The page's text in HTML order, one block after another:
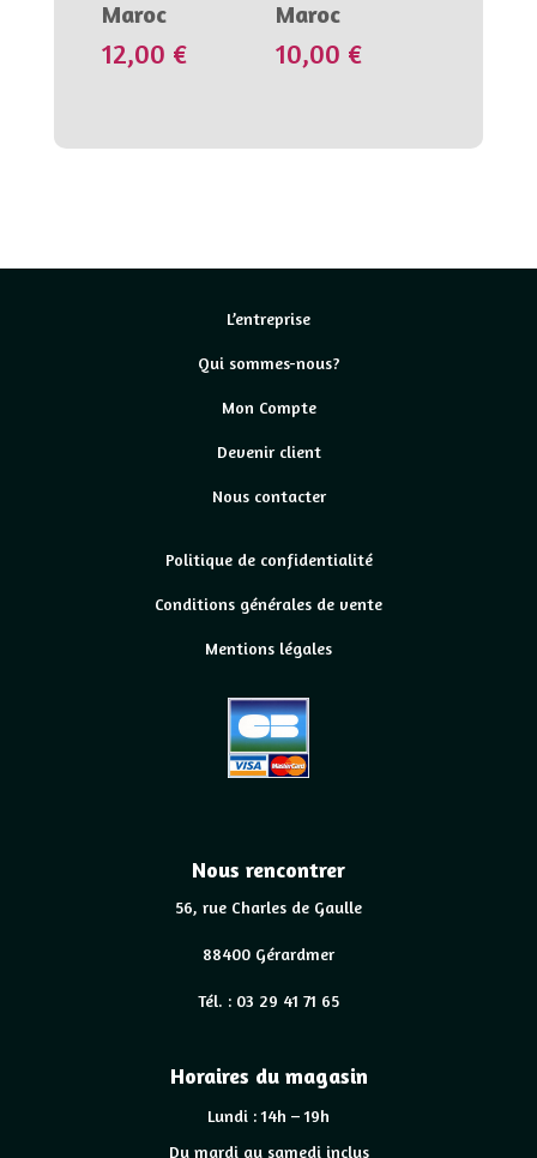
Maroc
12,00 €
Maroc
10,00 €
L’entreprise
Qui sommes-nous?
Mon Compte
Devenir client
Nous contacter
Politique de confidentialité
Conditions générales de vente
Mentions légales
Nous rencontrer
56, rue Charles de Gaulle
88400 Gérardmer
Tél. : 03 29 41 71 65
Horaires du magasin
Lundi : 14h – 19h
Du mardi au samedi inclus